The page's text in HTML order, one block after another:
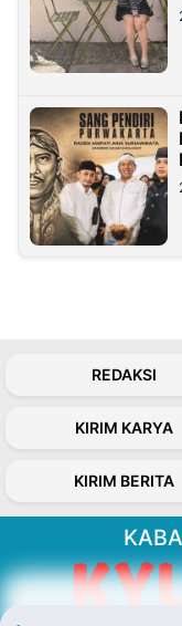
REDAKSI
KIRIM KARYA
KIRIM BERITA